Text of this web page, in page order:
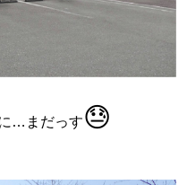
…まだっす😓